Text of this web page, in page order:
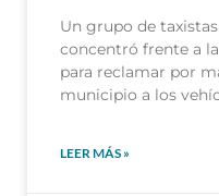
Un grupo de
concentró frente a
para reclamar por
municipio a los
LEER MÁS »